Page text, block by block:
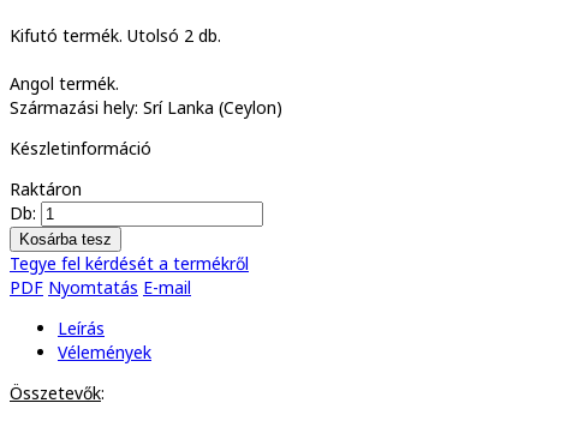
Kifutó termék. Utolsó 2 db.
Angol termék.
Származási hely: Srí Lanka (Ceylon)
Készletinformáció
Raktáron
Db:
Tegye fel kérdését a termékről
PDF Nyomtatás E-mail
Leírás
Vélemények
Összetevők: